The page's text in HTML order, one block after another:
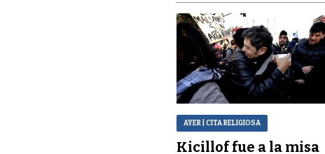
AYER | CITA RELIGIOSA
Kicillof fue a la misa